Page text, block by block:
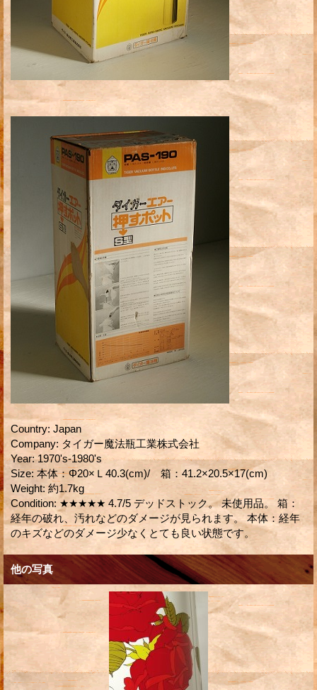
Country: Japan
Company: タイガー魔法瓶工業株式会社
Year: 1970's-1980's
Size: 本体：Φ20×Ｌ40.3(cm)/ 箱：41.2×20.5×17(cm)
Weight: 約1.7kg
Condition: ★★★★★ 4.7/5 デッドストック。 未使用品。 箱：
経年の破れ、汚れなどのダメージが見られます。 本体：経年
のキズなどのダメージ少なくとても良い状態です。
他の写真